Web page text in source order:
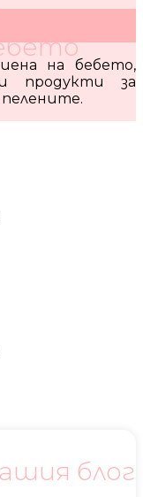
за
на бебето,
продукти за
блог